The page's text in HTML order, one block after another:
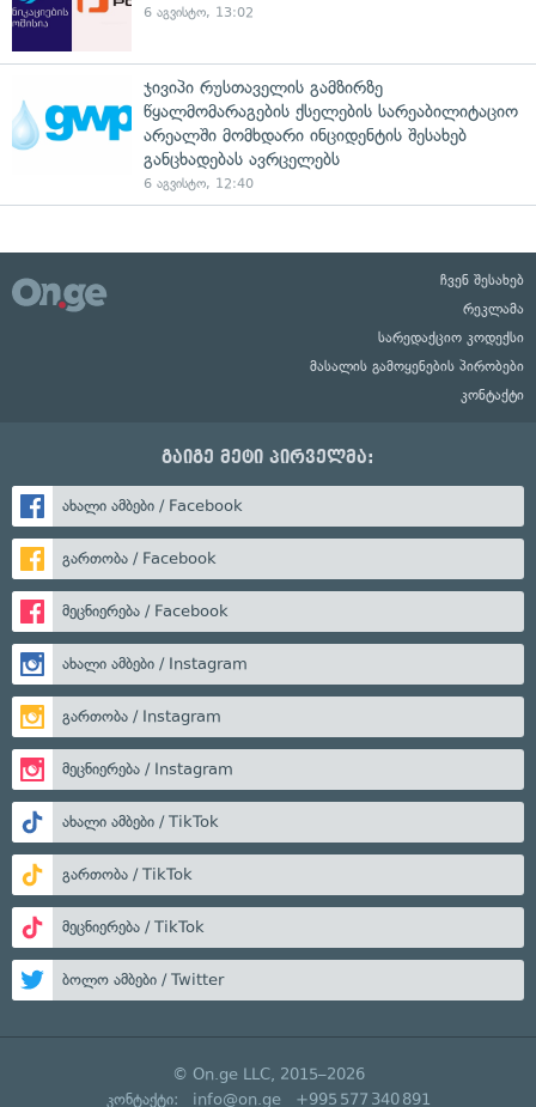
6 აგვისტო, 13:02
ჯივიპი რუსთაველის გამზირზე
წყალმომარაგების ქსელების სარეაბილიტაციო
არეალში მომხდარი ინციდენტის შესახებ
განცხადებას ავრცელებს
6 აგვისტო, 12:40
ჩვენ შესახებ
რეკლამა
სარედაქციო კოდექსი
მასალის გამოყენების პირობები
კონტაქტი
გაიგე მეტი პირველმა:
ახალი ამბები / Facebook
გართობა / Facebook
მეცნიერება / Facebook
ახალი ამბები / Instagram
გართობა / Instagram
მეცნიერება / Instagram
ახალი ამბები / TikTok
გართობა / TikTok
მეცნიერება / TikTok
ბოლო ამბები / Twitter
© On.ge LLC, 2015–2026
კონტაქტი: info@on.ge +995 577 340 891